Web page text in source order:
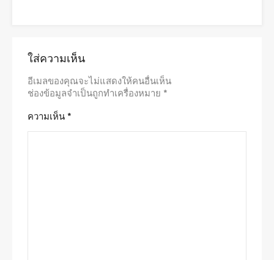
ใส่ความเห็น
อีเมลของคุณจะไม่แสดงให้คนอื่นเห็น
ช่องข้อมูลจำเป็นถูกทำเครื่องหมาย *
ความเห็น *